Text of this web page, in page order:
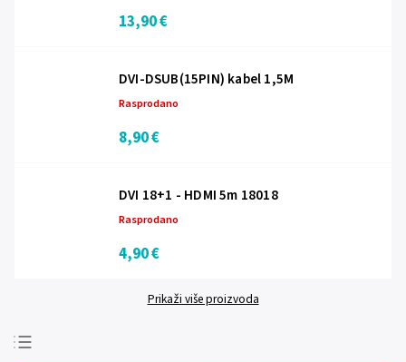
13,90 €
DVI-DSUB(15PIN) kabel 1,5M
Rasprodano
8,90 €
DVI 18+1 - HDMI 5m 18018
Rasprodano
4,90 €
Prikaži više proizvoda